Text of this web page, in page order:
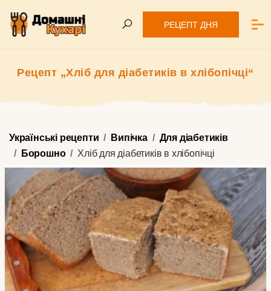
РЕЦЕПТ ДНЯ
Рецепт „Хліб для діабетиків в хлібопічці“
Українські рецепти Випічка
Для діабетиків
Борошно
Хліб для діабетиків в хлібопічці